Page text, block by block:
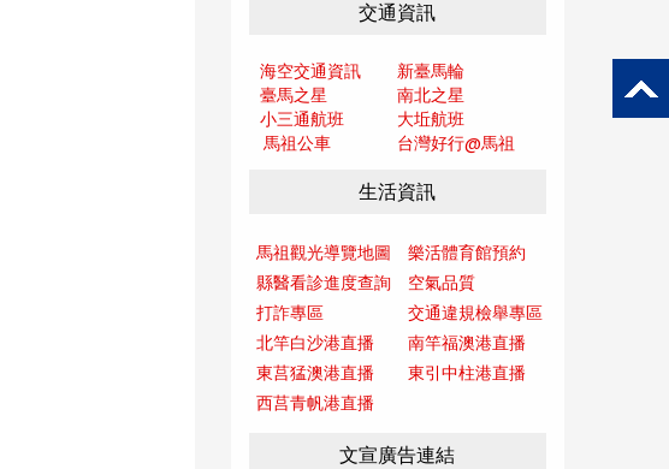
交通資訊
海空交通資訊
新臺馬輪
臺馬之星
南北之星
小三通航班
大坵航班
馬祖公車
台灣好行@馬祖
生活資訊
馬祖觀光導覽地圖
樂活體育館預約
縣醫看診進度查詢
空氣品質
打詐專區
交通違規檢舉專區
北竿白沙港直播
南竿福澳港直播
東莒猛澳港直播
東引中柱港直播
西莒青帆港直播
文宣廣告連結